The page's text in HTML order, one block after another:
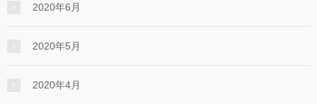
2020年6月
2020年5月
2020年4月